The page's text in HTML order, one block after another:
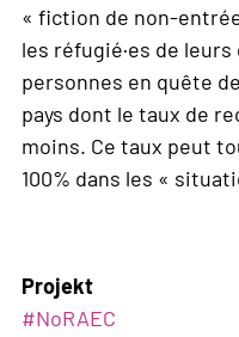
« fiction de non-
les réfugié·es de
personnes en quête
pays dont le taux de
moins. Ce taux peut
100% dans les «
Projekt
#NoRAEC